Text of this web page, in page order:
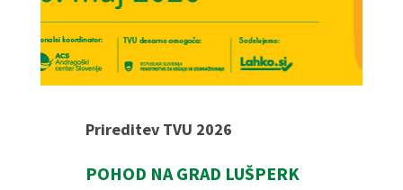
Prireditev TVU 2026
POHOD NA GRAD LUŠPERK